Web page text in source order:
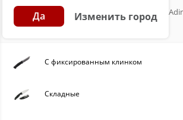
Да Изменить город
Главная Каталог Ножи
Ножи Adimanti
С фиксированным клинком
Складные